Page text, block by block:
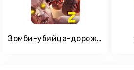
Зомби-убийца-дорожный жнец